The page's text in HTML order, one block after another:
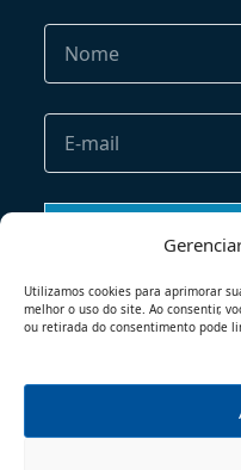
Utilizamos cookies para aprimorar
melhor o uso do site. Ao consentir,
ou retirada do consentimento pode